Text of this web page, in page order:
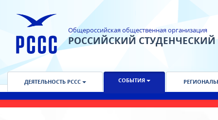
Общероссийская общественная организация
РОССИЙСКИЙ
ДЕЯТЕЛЬНОСТЬ РССС СОБЫТИЯ